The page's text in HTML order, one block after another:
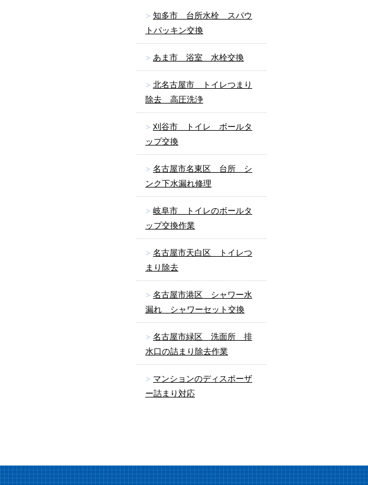
知多市 台所水栓 スパウ
トパッキン交換
あま市 浴室 水栓交換
北名古屋市 トイレつまり
除去 高圧洗浄
刈谷市 トイレ ボールタ
ップ交換
名古屋市名東区 台所 シ
ンク下水漏れ修理
岐阜市 トイレのボールタ
ップ交換作業
名古屋市天白区 トイレつ
まり除去
名古屋市港区 シャワー水
漏れ シャワーセット交換
名古屋市緑区 洗面所 排
水口の詰まり除去作業
マンションのディスポーザ
ー詰まり対応